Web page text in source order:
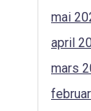
mai
april
mars